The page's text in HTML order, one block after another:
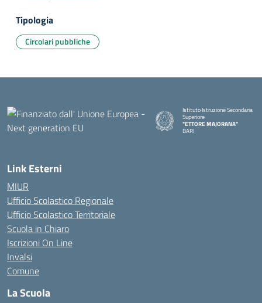
Tipologia
Circolari pubbliche
Istituto Istruzione Secondaria
Superiore
"ETTORE MAJORANA"
BARI
Link Esterni
MIUR
Ufficio Scolastico Regionale
Ufficio Scolastico Territoriale
Scuola in Chiaro
Iscrizioni On Line
Invalsi
Comune
La Scuola